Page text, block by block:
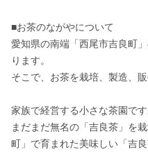
■お茶のながやについて
愛知県の南端「西尾市吉良町
ります。
そこで、お茶を栽培、製造、
家族で経営する小さな茶園です
まだまだ無名の「吉良茶」を
町」で育まれた美味しい「吉